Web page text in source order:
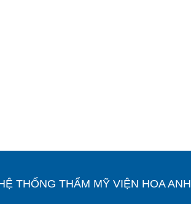
THỐNG THẨM MỸ VIỆN HOA ANH